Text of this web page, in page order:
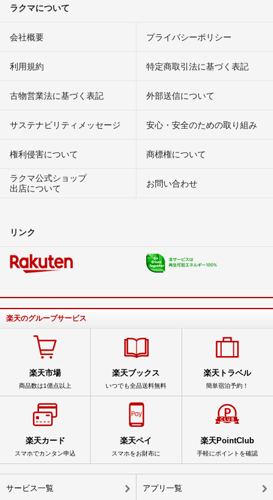
ラクマについて
会社概要 プライバシーポリシー
利用規約 特定商取引法に基づく表記
古物営業法に基づく表記 外部送信について
サステナビリティメッセージ 安心・安全のための取り組み
権利侵害について
商標権について
ラクマ公式ショップ
出店について
お問い合わせ
リンク
楽天のグループサービス
楽天市場
商品数は1億点以上
楽天ブックス
いつでも全品送料無料
楽天トラベル
簡単宿泊予約！
楽天カード
スマホでカンタン申込
楽天ペイ
スマホをお財布に
楽天PointClub
手軽にポイントを確認
サービス一覧 アプリ一覧